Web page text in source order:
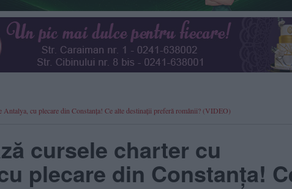
Antalya, cu plecare din Constanța! Ce alte destinații preferă românii? (VIDEO)
cursele charter cu
plecare din Constanța!